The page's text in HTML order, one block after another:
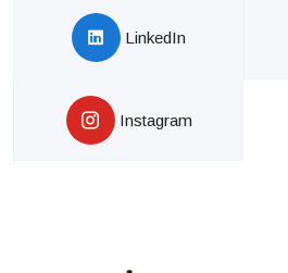
LinkedIn
Instagram